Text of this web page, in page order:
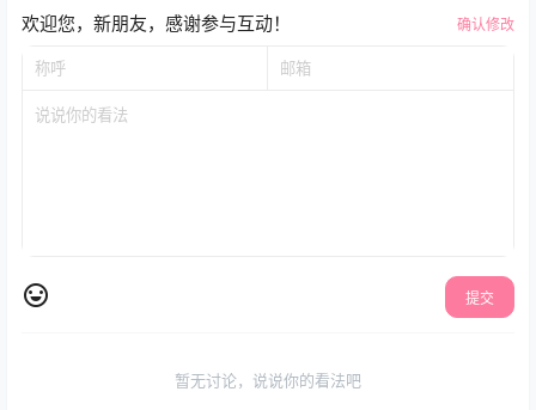
欢迎您，新朋友，感谢参与互动！ 确认修改
提交
暂无讨论，说说你的看法吧